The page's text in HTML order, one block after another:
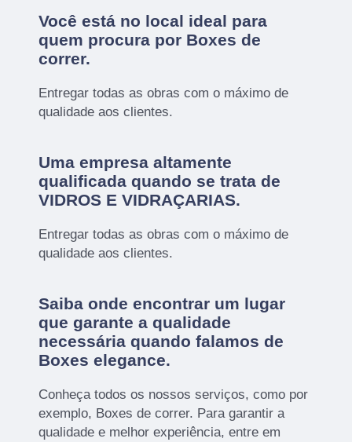
Você está no local ideal para
quem procura por Boxes de
correr.
Entregar todas as obras com o máximo de
qualidade aos clientes.
Uma empresa altamente
qualificada quando se trata de
VIDROS E VIDRAÇARIAS.
Entregar todas as obras com o máximo de
qualidade aos clientes.
Saiba onde encontrar um lugar
que garante a qualidade
necessária quando falamos de
Boxes elegance.
Conheça todos os nossos serviços, como por
exemplo, Boxes de correr. Para garantir a
qualidade e melhor experiência, entre em